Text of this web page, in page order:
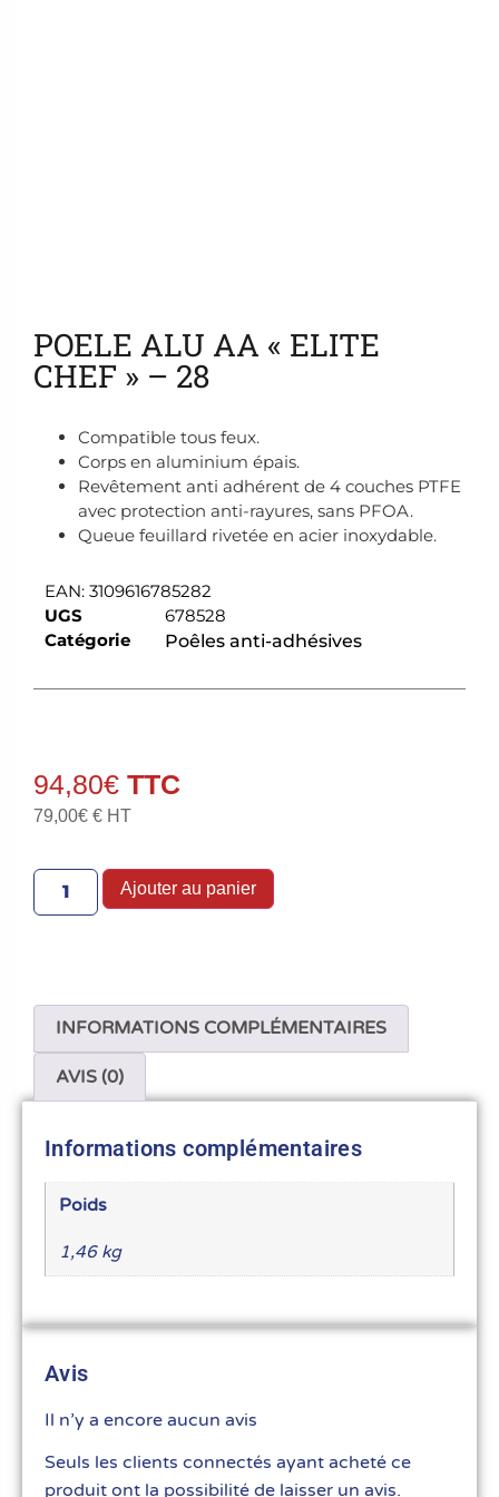
POELE ALU AA « ELITE
CHEF » – 28
Compatible tous feux.
Corps en aluminium épais.
Revêtement anti adhérent de 4 couches PTFE
avec protection anti-rayures, sans PFOA.
Queue feuillard rivetée en acier inoxydable.
EAN: 3109616785282
UGS
678528
Catégorie
Poêles anti-adhésives
94,80€
79,00€ € HT
Ajouter au panier
INFORMATIONS COMPLÉMENTAIRES
AVIS (0)
Informations complémentaires
Poids
1,46 kg
Avis
Il n’y a encore aucun avis
Seuls les clients connectés ayant acheté ce
produit ont la possibilité de laisser un avis.